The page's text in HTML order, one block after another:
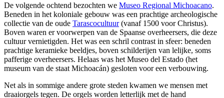
De volgende ochtend bezochten we Museo Regional Michoacano.
Beneden in het koloniale gebouw was een prachtige archeologische
collectie van de oude Tarascocultuur(vanaf 1500 voor Christus).
Boven waren er voorwerpen van de Spaanse overheersers, die deze
cultuur vernietigden. Het was een schril contrast in sfeer: beneden
prachtige keramieke beeldjes, boven schilderijen van lelijke, soms
pafferige overheersers. Helaas was het Museo del Estado (het
museum van de staat Michoacán) gesloten voor een verbouwing.
Net als in sommige andere grote steden kwamen we mensen met
draaiorgels tegen. De orgels worden letterlijk met de hand